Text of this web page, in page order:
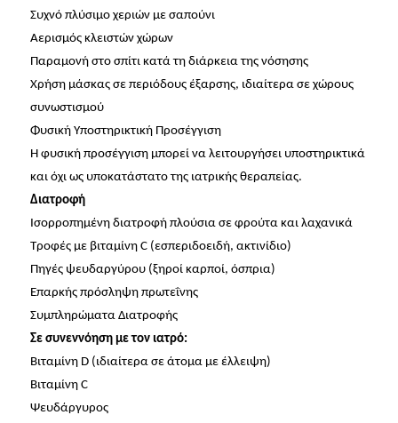
Συχνό πλύσιμο χεριών με σαπούνι
Αερισμός κλειστών χώρων
Παραμονή στο σπίτι κατά τη διάρκεια της νόσησης
Χρήση μάσκας σε περιόδους έξαρσης, ιδιαίτερα σε χώρους
συνωστισμού
Φυσική Υποστηρικτική Προσέγγιση
Η φυσική προσέγγιση μπορεί να λειτουργήσει υποστηρικτικά
και όχι ως υποκατάστατο της ιατρικής θεραπείας.
Διατροφή
Ισορροπημένη διατροφή πλούσια σε φρούτα και λαχανικά
Τροφές με βιταμίνη C (εσπεριδοειδή, ακτινίδιο)
Πηγές ψευδαργύρου (ξηροί καρποί, όσπρια)
Επαρκής πρόσληψη πρωτεΐνης
Συμπληρώματα Διατροφής
Σε συνεννόηση με τον ιατρό:
Βιταμίνη D (ιδιαίτερα σε άτομα με έλλειψη)
Βιταμίνη C
Ψευδάργυρος